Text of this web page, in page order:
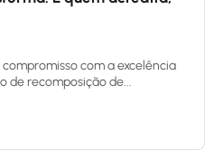
com a excelência
de recomposição de...